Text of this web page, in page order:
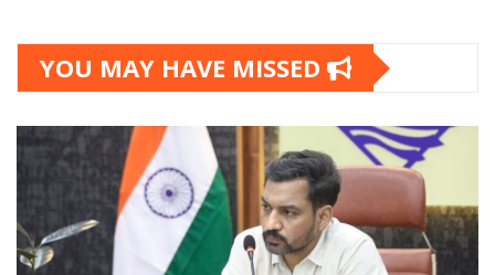
YOU MAY HAVE MISSED